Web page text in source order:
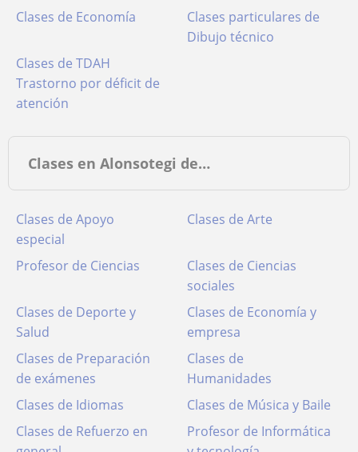
Clases de Economía
Clases particulares de
Dibujo técnico
Clases de TDAH
Trastorno por déficit de
atención
Clases en Alonsotegi de…
Clases de Apoyo
especial
Clases de Arte
Profesor de Ciencias
Clases de Ciencias
sociales
Clases de Deporte y
Salud
Clases de Economía y
empresa
Clases de Preparación
de exámenes
Clases de
Humanidades
Clases de Idiomas
Clases de Música y Baile
Clases de Refuerzo en
Profesor de Informática